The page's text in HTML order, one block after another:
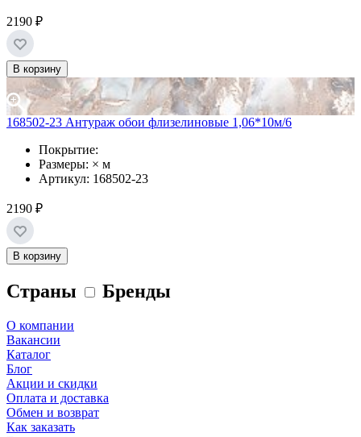
2190 ₽
В корзину
168502-23 Антураж обои флизелиновые 1,06*10м/6
Покрытие:
Размеры: × м
Артикул: 168502-23
2190 ₽
В корзину
Страны Бренды
О компании
Вакансии
Каталог
Блог
Акции и скидки
Оплата и доставка
Обмен и возврат
Как заказать